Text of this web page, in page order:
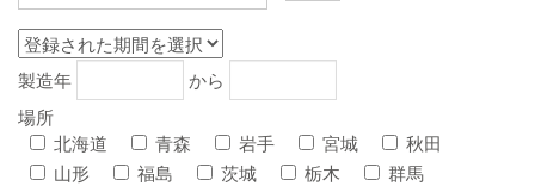
製造年
から
場所
北海道
青森 岩手 宮城
秋田
山形
福島 茨城 栃木
群馬